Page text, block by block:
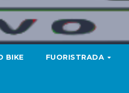
BIKE FUORISTRADA